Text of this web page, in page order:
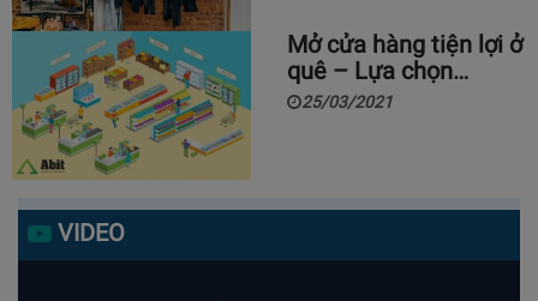
Mở cửa hàng tiện lợi ở
quê – Lựa chọn…
25/03/2021
VIDEO